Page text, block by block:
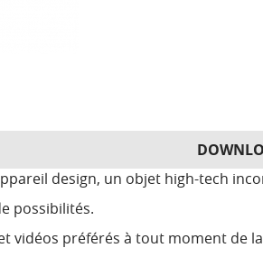
design, un objet high-tech
possibilités.
vidéos préférés à tout moment de